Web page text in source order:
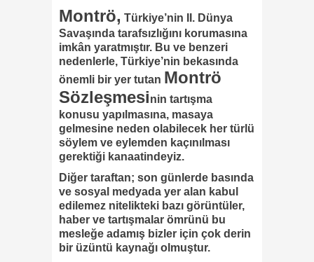
Montrö, Türkiye’nin II. Dünya
Savaşında tarafsızlığını korumasına
imkân yaratmıştır. Bu ve benzeri
nedenlerle, Türkiye’nin bekasında
önemli bir yer tutan Montrö
Sözleşmesinin tartışma
konusu yapılmasına, masaya
gelmesine neden olabilecek her türlü
söylem ve eylemden kaçınılması
gerektiği kanaatindeyiz.
Diğer taraftan; son günlerde basında
ve sosyal medyada yer alan kabul
edilemez nitelikteki bazı görüntüler,
haber ve tartışmalar ömrünü bu
mesleğe adamış bizler için çok derin
bir üzüntü kaynağı olmuştur.